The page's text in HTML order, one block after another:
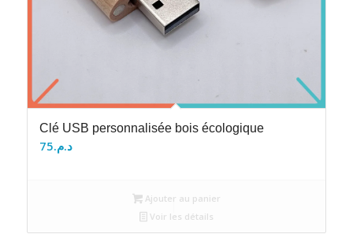
Clé USB personnalisée bois écologique
د.م.75
Ajouter au panier
Voir les détails